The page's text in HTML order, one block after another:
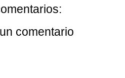
comentario